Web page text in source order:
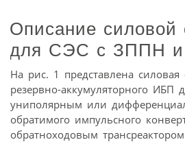
Описание
для СЭС с ЗППН и
На рис. 1 представлена силовая
резервно-аккумуляторного ИБП
униполярным или
обратимого импульсного
обратноходовым